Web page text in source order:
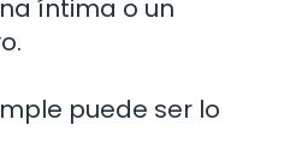
íntima o un
puede ser lo